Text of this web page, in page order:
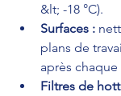
&lt; -18 °C).
Surfaces :
plans de
après chaque
Filtres de